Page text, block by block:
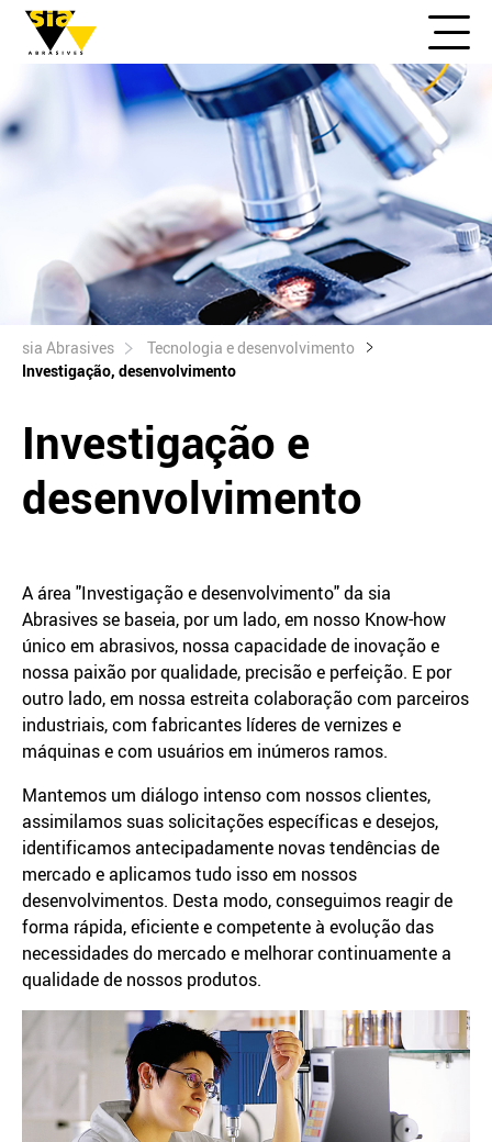
sia Abrasives
Tecnologia e desenvolvimento
Investigação, desenvolvimento
Investigação e
desenvolvimento
A área "Investigação e desenvolvimento" da sia
Abrasives se baseia, por um lado, em nosso Know-how
único em abrasivos, nossa capacidade de inovação e
nossa paixão por qualidade, precisão e perfeição. E por
outro lado, em nossa estreita colaboração com parceiros
industriais, com fabricantes líderes de vernizes e
máquinas e com usuários em inúmeros ramos.
Mantemos um diálogo intenso com nossos clientes,
assimilamos suas solicitações específicas e desejos,
identificamos antecipadamente novas tendências de
mercado e aplicamos tudo isso em nossos
desenvolvimentos. Desta modo, conseguimos reagir de
forma rápida, eficiente e competente à evolução das
necessidades do mercado e melhorar continuamente a
qualidade de nossos produtos.